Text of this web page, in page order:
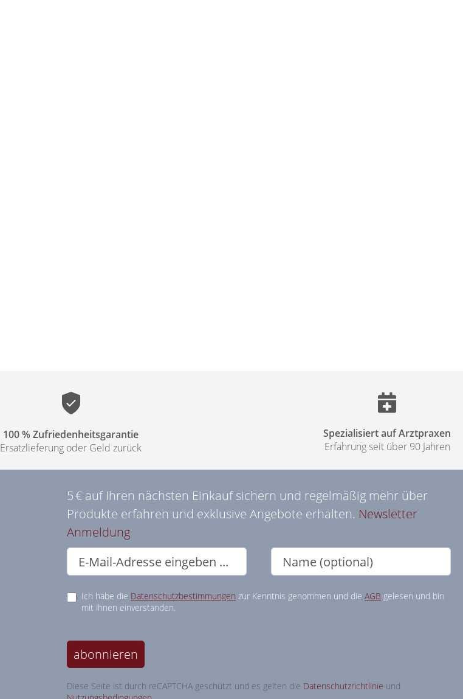
100 % Zufriedenheitsgarantie
Ersatzlieferung oder Geld zurück
Spezialisiert auf Arztpraxen
Erfahrung seit über 90 Jahren
5 € auf Ihren nächsten Einkauf sichern und regelmäßig mehr über
Produkte erfahren und exklusive Angebote erhalten. Newsletter
Anmeldung
Ich habe die Datenschutzbestimmungen zur Kenntnis genommen und die AGB gelesen und bin
mit ihnen einverstanden.
abonnieren
Diese Seite ist durch reCAPTCHA geschützt und es gelten die Datenschutzrichtlinie und